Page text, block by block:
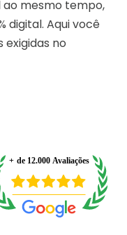
mesmo tempo,
digital. Aqui você
no